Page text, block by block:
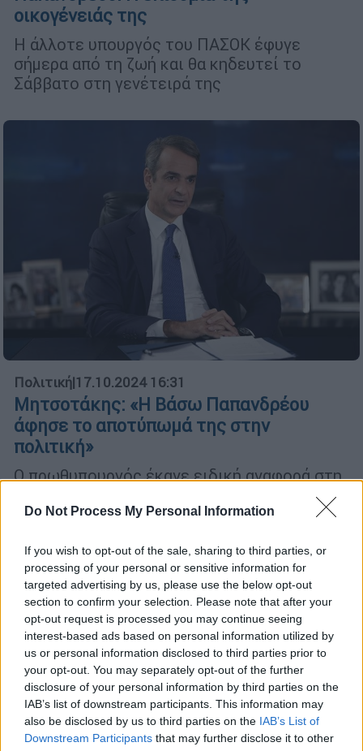
Do Not Process My Personal Information
If you wish to opt-out of the sale, sharing to third parties, or
processing of your personal or sensitive information for
targeted advertising by us, please use the below opt-out
section to confirm your selection. Please note that after your
opt-out request is processed you may continue seeing
interest-based ads based on personal information utilized by
us or personal information disclosed to third parties prior to
your opt-out. You may separately opt-out of the further
disclosure of your personal information by third parties on the
IAB’s list of downstream participants. This information may
also be disclosed by us to third parties on the IAB’s List of
Downstream Participants that may further disclose it to other
οικογένειάς της
Η άλλοτε υπουργός του ΠΑΣΟΚ έφυγε
σήμερα από τη ζωή και θα κηδευτεί το
Σάββατο στη γενέτειρά της
Πολιτική|17.10.2024 16:31
Μητσοτάκης: «Η Βάσω Παπανδρέου
άφησε το αποτύπωμά της στην
πολιτική»
Ο πρωθυπουργός έκανε ειδική αναφορά στη
Βάσω Παπανδρέου, που έφυγε σήμερα από
τη ζωή